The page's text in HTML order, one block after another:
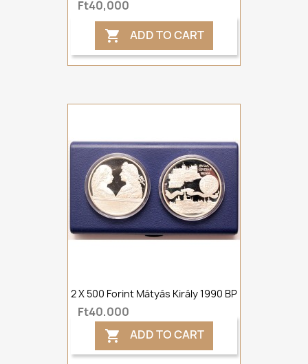
Ft40,000
 ADD TO CART
2 X 500 Forint Mátyás Király 1990 BP
Ft40,000
 ADD TO CART